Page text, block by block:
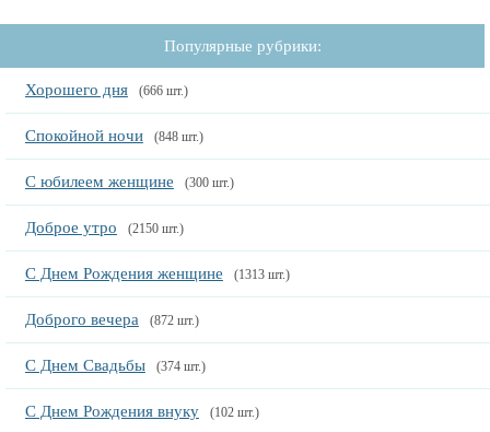
Популярные рубрики:
Хорошего дня (666 шт.)
Спокойной ночи (848 шт.)
С юбилеем женщине (300 шт.)
Доброе утро (2150 шт.)
С Днем Рождения женщине (1313 шт.)
Доброго вечера (872 шт.)
С Днем Свадьбы (374 шт.)
С Днем Рождения внуку (102 шт.)